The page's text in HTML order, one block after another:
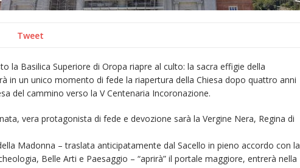
Tweet
la Basilica Superiore di Oropa riapre al culto: la sacra effigie della
in un unico momento di fede la riapertura della Chiesa dopo quattro anni
del cammino verso la V Centenaria Incoronazione.
vera protagonista di fede e devozione sarà la Vergine Nera, Regina di
Madonna – traslata anticipatamente dal Sacello in pieno accordo con la
Belle Arti e Paesaggio – “aprirà” il portale maggiore, entrerà nella